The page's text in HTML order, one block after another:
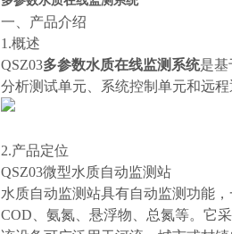
一、产品介绍
1.概述
QSZ03多参数水质在线监测系统是基
分析测试单元、系统控制单元和远
2.产品定位
QSZ03微型水质自动监测站
水质自动监测站具有自动监测功能
COD、氨氮、悬浮物、总氮等。它